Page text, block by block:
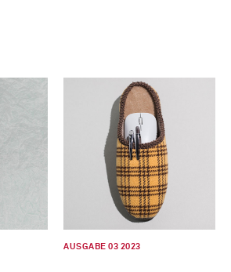
AUSGABE 03 2023